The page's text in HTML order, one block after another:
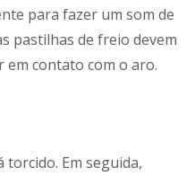
para fazer um som de
pastilhas de freio devem
contato com o aro.
Em seguida,